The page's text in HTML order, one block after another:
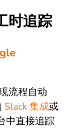
时追踪
流程自动
Slack 集成或
中直接追踪